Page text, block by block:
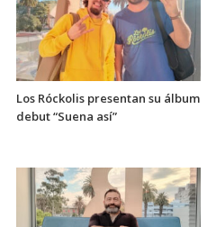
Los Róckolis presentan su álbum
debut “Suena así”